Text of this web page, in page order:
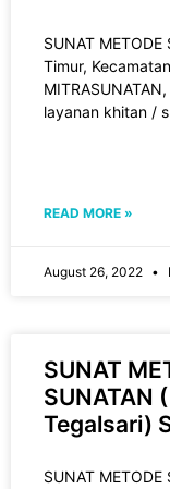
SUNAT METODE
Timur,
layanan khitan /
READ MORE »
August 26, 2022
SUNAT
SUNATAN
Tegalsari)
SUNAT METODE